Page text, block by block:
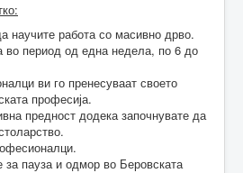
научите работа со масивно дрво.
во период од една недела, по 6 до
ви го пренесуваат своето
професија.
предност додека започнувате да
пауза и одмор во Беровската